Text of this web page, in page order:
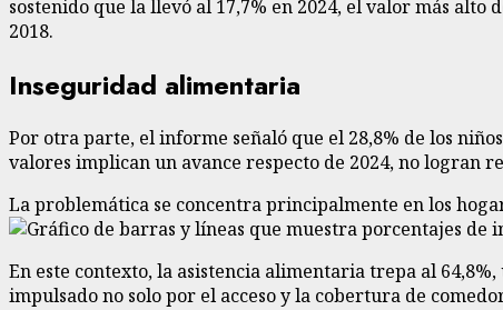
sostenido que la llevó al 17,7% en 2024, el valor más
2018.
Inseguridad alimentaria
Por otra parte, el informe señaló que el 28,8% de los
valores implican un avance respecto de 2024, no logran
La problemática se concentra principalmente en los
En este contexto, la asistencia alimentaria trepa al
impulsado no solo por el acceso y la cobertura de